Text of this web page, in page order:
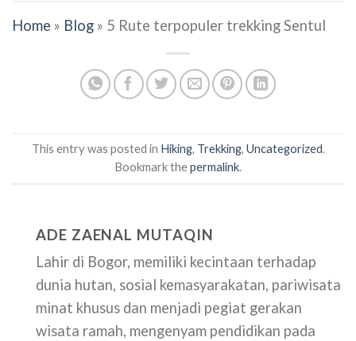
Home » Blog » 5 Rute terpopuler trekking Sentul
This entry was posted in Hiking, Trekking, Uncategorized.
Bookmark thepermalink.
ADE ZAENAL MUTAQIN
Lahir di Bogor, memiliki kecintaan terhadap
dunia hutan, sosial kemasyarakatan, pariwisata
minat khusus dan menjadi pegiat gerakan
wisata ramah, mengenyam pendidikan pada